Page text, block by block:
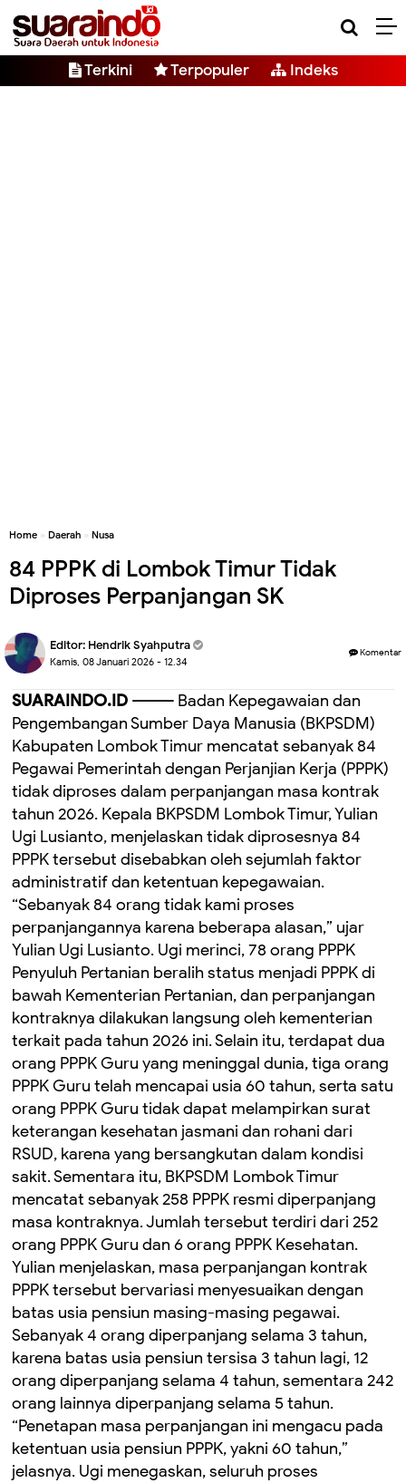
Terkini Terpopuler Indeks
Home » Daerah » Nusa
‎84 PPPK di Lombok Timur Tidak
Diproses Perpanjangan SK
Editor: Hendrik Syahputra
Kamis, 08 Januari 2026 - 12.34
Komentar
SUARAINDO.ID ------– Badan Kepegawaian dan
Pengembangan Sumber Daya Manusia (BKPSDM)
Kabupaten Lombok Timur mencatat sebanyak 84
Pegawai Pemerintah dengan Perjanjian Kerja (PPPK)
tidak diproses dalam perpanjangan masa kontrak
tahun 2026. ‎Kepala BKPSDM Lombok Timur, Yulian
Ugi Lusianto, menjelaskan tidak diprosesnya 84
PPPK tersebut disebabkan oleh sejumlah faktor
administratif dan ketentuan kepegawaian.
‎“Sebanyak 84 orang tidak kami proses
perpanjangannya karena beberapa alasan,” ujar
Yulian Ugi Lusianto. ‎Ugi merinci, 78 orang PPPK
Penyuluh Pertanian beralih status menjadi PPPK di
bawah Kementerian Pertanian, dan perpanjangan
kontraknya dilakukan langsung oleh kementerian
terkait pada tahun 2026 ini. ‎Selain itu, terdapat dua
orang PPPK Guru yang meninggal dunia, tiga orang
PPPK Guru telah mencapai usia 60 tahun, serta satu
orang PPPK Guru tidak dapat melampirkan surat
keterangan kesehatan jasmani dan rohani dari
RSUD, karena yang bersangkutan dalam kondisi
sakit. ‎Sementara itu, BKPSDM Lombok Timur
mencatat sebanyak 258 PPPK resmi diperpanjang
masa kontraknya. Jumlah tersebut terdiri dari 252
orang PPPK Guru dan 6 orang PPPK Kesehatan.
‎Yulian menjelaskan, masa perpanjangan kontrak
PPPK tersebut bervariasi menyesuaikan dengan
batas usia pensiun masing-masing pegawai.
Sebanyak 4 orang diperpanjang selama 3 tahun,
karena batas usia pensiun tersisa 3 tahun lagi, 12
orang diperpanjang selama 4 tahun, sementara 242
orang lainnya diperpanjang selama 5 tahun.
‎“Penetapan masa perpanjangan ini mengacu pada
ketentuan usia pensiun PPPK, yakni 60 tahun,”
jelasnya. ‎Ugi menegaskan, seluruh proses